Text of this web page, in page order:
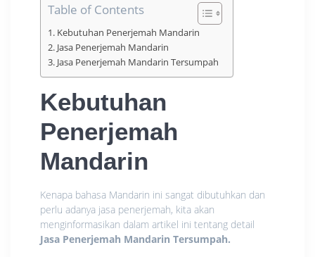
Table of Contents
Kebutuhan Penerjemah Mandarin
Jasa Penerjemah Mandarin
Jasa Penerjemah Mandarin Tersumpah
Kebutuhan
Penerjemah
Mandarin
Kenapa bahasa Mandarin ini sangat dibutuhkan dan
perlu adanya jasa penerjemah, kita akan
menginformasikan dalam artikel ini tentang detail
Jasa Penerjemah Mandarin Tersumpah.